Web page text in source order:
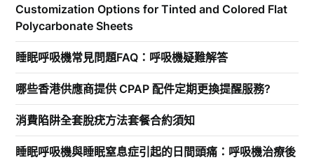
Customization Options for Tinted and Colored Flat
Polycarbonate Sheets
睡眠呼吸機常見問題FAQ：呼吸機疑難解答
哪些香港供應商提供 CPAP 配件定期更換提醒服務?
消費陷阱全套脫疣方法套餐合約須知
睡眠呼吸機與睡眠窒息症引起的日間頭痛：呼吸機治療後